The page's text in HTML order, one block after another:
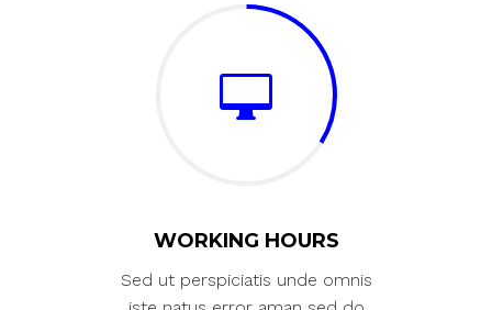
WORKING HOURS
Sed ut perspiciatis unde omnis